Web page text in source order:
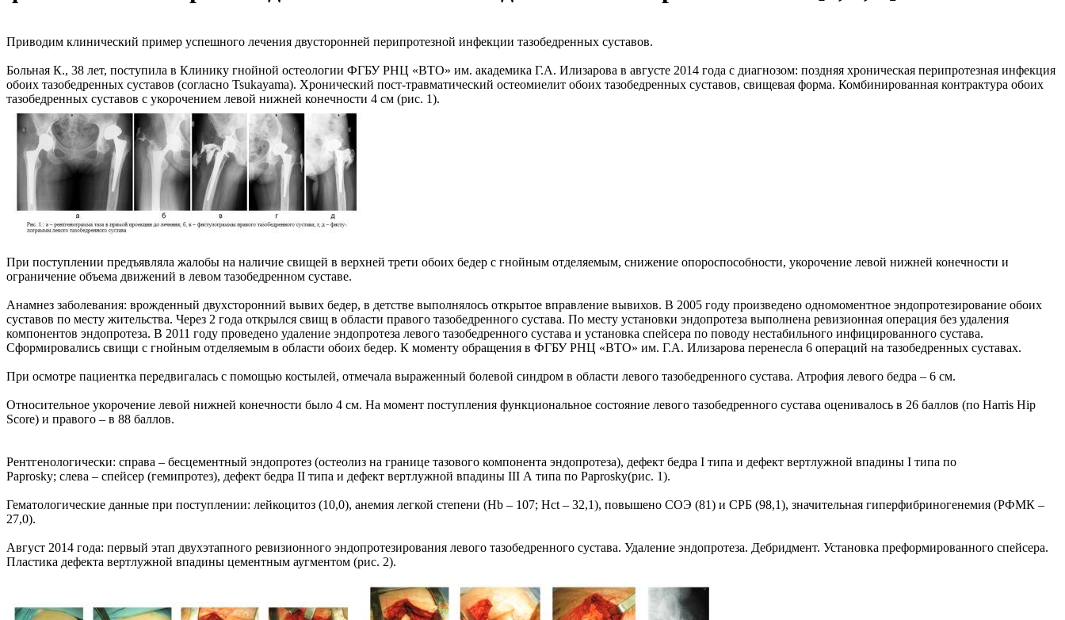
Приводим клинический пример успешного лечения двусторонней перипротезной инфекции тазобедренных суставов.
Больная К., 38 лет, поступила в Клинику гнойной остеологии ФГБУ РНЦ «ВТО» им. академика Г.А. Илизарова в августе 2014 года с диагнозом: поздняя хроническая перипротезная инфекция
обоих тазобедренных суставов (согласно Tsukayama). Хронический пост-травматический остеомиелит обоих тазобедренных суставов, свищевая форма. Комбинированная контрактура обоих
тазобедренных суставов с укорочением левой нижней конечности 4 см (рис. 1).
При поступлении предъявляла жалобы на наличие свищей в верхней трети обоих бедер с гнойным отделяемым, снижение опороспособности, укорочение левой нижней конечности и
ограничение объема движений в левом тазобедренном суставе.
Анамнез заболевания: врожденный двухсторонний вывих бедер, в детстве выполнялось открытое вправление вывихов. В 2005 году произведено одномоментное эндопротезирование обоих
суставов по месту жительства. Через 2 года открылся свищ в области правого тазобедренного сустава. По месту установки эндопротеза выполнена ревизионная операция без удаления
компонентов эндопротеза. В 2011 году проведено удаление эндопротеза левого тазобедренного сустава и установка спейсера по поводу нестабильного инфицированного сустава.
Сформировались свищи с гнойным отделяемым в области обоих бедер. К моменту обращения в ФГБУ РНЦ «ВТО» им. Г.А. Илизарова перенесла 6 операций на тазобедренных суставах.
При осмотре пациентка передвигалась с помощью костылей, отмечала выраженный болевой синдром в области левого тазобедренного сустава. Атрофия левого бедра – 6 см.
Относительное укорочение левой нижней конечности было 4 см. На момент поступления функциональное состояние левого тазобедренного сустава оценивалось в 26 баллов (по Harris Hip
Score) и правого – в 88 баллов.
Рентгенологически: справа – бесцементный эндопротез (остеолиз на границе тазового компонента эндопротеза), дефект бедра I типа и дефект вертлужной впадины I типа по
Paprosky; слева – спейсер (гемипротез), дефект бедра II типа и дефект вертлужной впадины III А типа по Paprosky(рис. 1).
Гематологические данные при поступлении: лейкоцитоз (10,0), анемия легкой степени (Hb – 107; Hct – 32,1), повышено СОЭ (81) и СРБ (98,1), значительная гиперфибриногенемия (РФМК –
27,0).
Август 2014 года: первый этап двухэтапного ревизионного эндопротезирования левого тазобедренного сустава. Удаление эндопротеза. Дебридмент. Установка преформированного спейсера.
Пластика дефекта вертлужной впадины цементным аугментом (рис. 2).